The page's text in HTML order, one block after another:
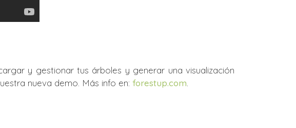
y gestionar tus árboles y generar una visualización
nueva demo. Más info en: forestup.com